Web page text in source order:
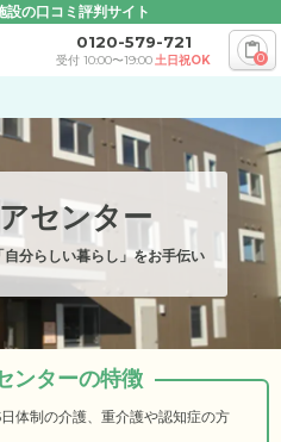
設の口コミ評判サイト
0120-579-721
受付 10:00〜19:00土日祝OK 0
センター
分らしい暮らし」をお手伝い
ンターの特徴
体制の介護、重介護や認知症の方